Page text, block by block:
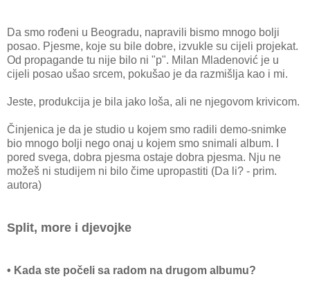
Da smo rođeni u Beogradu, napravili bismo mnogo bolji
posao. Pjesme, koje su bile dobre, izvukle su cijeli projekat.
Od propagande tu nije bilo ni "p". Milan Mladenović je u
cijeli posao ušao srcem, pokušao je da razmišlja kao i mi.
Jeste, produkcija je bila jako loša, ali ne njegovom krivicom.
Činjenica je da je studio u kojem smo radili demo-snimke
bio mnogo bolji nego onaj u kojem smo snimali album. I
pored svega, dobra pjesma ostaje dobra pjesma. Nju ne
možeš ni studijem ni bilo čime upropastiti (Da li? - prim.
autora)
Split, more i djevojke
• Kada ste počeli sa radom na drugom albumu?